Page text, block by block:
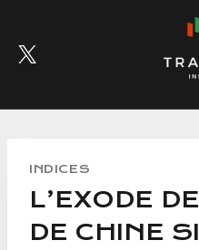
content
INDICES
L’EXODE
DE CHINE